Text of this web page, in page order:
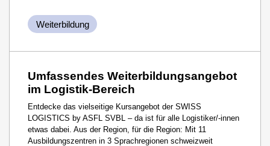
Weiterbildung
Umfassendes Weiterbildungsangebot
im Logistik-Bereich
Entdecke das vielseitige Kursangebot der SWISS
LOGISTICS by ASFL SVBL – da ist für alle Logistiker/-innen
etwas dabei. Aus der Region, für die Region: Mit 11
Ausbildungszentren in 3 Sprachregionen schweizweit